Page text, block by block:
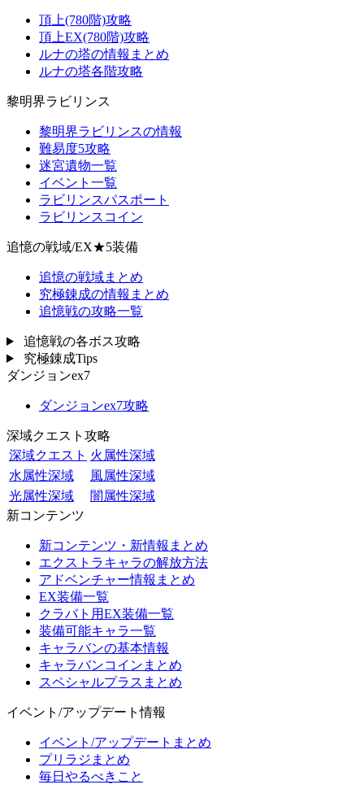
頂上(780階)攻略
頂上EX(780階)攻略
ルナの塔の情報まとめ
ルナの塔各階攻略
黎明界ラビリンス
黎明界ラビリンスの情報
難易度5攻略
迷宮遺物一覧
イベント一覧
ラビリンスパスポート
ラビリンスコイン
追憶の戦域/EX★5装備
追憶の戦域まとめ
究極錬成の情報まとめ
追憶戦の攻略一覧
追憶戦の各ボス攻略
究極錬成Tips
ダンジョンex7
ダンジョンex7攻略
深域クエスト攻略
深域クエスト 火属性深域
水属性深域
風属性深域
光属性深域
闇属性深域
新コンテンツ
新コンテンツ・新情報まとめ
エクストラキャラの解放方法
アドベンチャー情報まとめ
EX装備一覧
クラバト用EX装備一覧
装備可能キャラ一覧
キャラバンの基本情報
キャラバンコインまとめ
スペシャルプラスまとめ
イベント/アップデート情報
イベント/アップデートまとめ
プリラジまとめ
毎日やるべきこと